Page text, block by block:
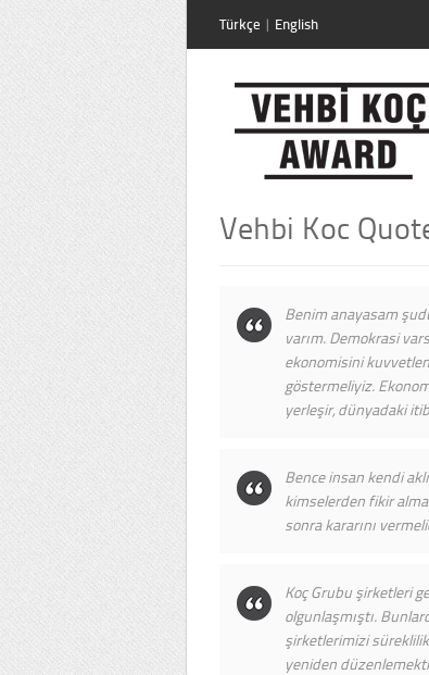
Türkçe | English
Vehbi Koc
Benim anayasam
varım. Demokrasi
ekonomisini
göstermeliyiz.
yerleşir, dünyadaki
Bence insan kendi
kimselerden fikir
sonra kararını
Koç Grubu şirketleri
olgunlaşmıştı.
şirketlerimizi süreklilik
yeniden